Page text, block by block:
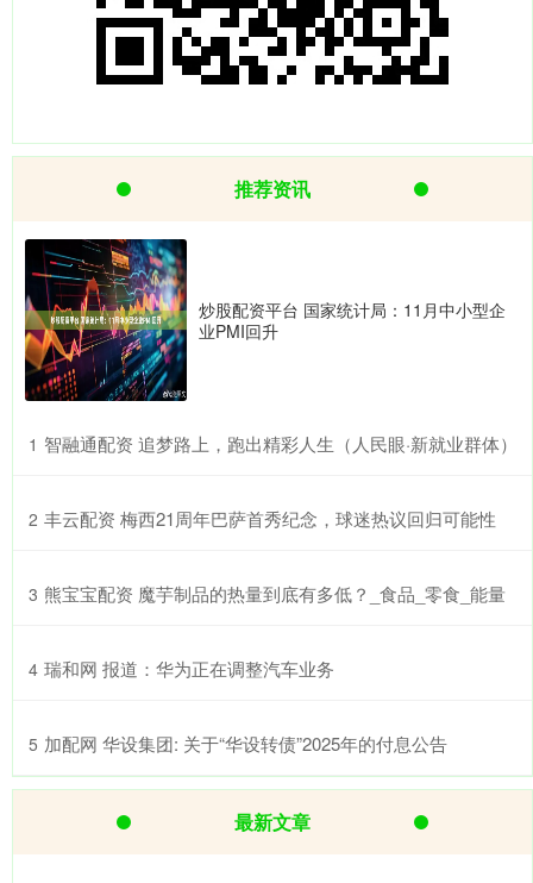
推荐资讯
炒股配资平台 国家统计局：11月中小型企
业PMI回升
1 ​智融通配资 追梦路上，跑出精彩人生（人民眼·新就业群体）
2 ​丰云配资 梅西21周年巴萨首秀纪念，球迷热议回归可能性
3 ​熊宝宝配资 魔芋制品的热量到底有多低？_食品_零食_能量
4 ​瑞和网 报道：华为正在调整汽车业务
5 ​加配网 华设集团: 关于“华设转债”2025年的付息公告
最新文章